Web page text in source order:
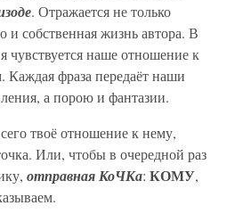
. Отражается не только
собственная жизнь автора. В
чувствуется наше отношение к
фраза передаёт наши
а порою и фантазии.
твоё отношение к нему,
Или, чтобы в очередной раз
отправная КоЧКа: КОМУ,